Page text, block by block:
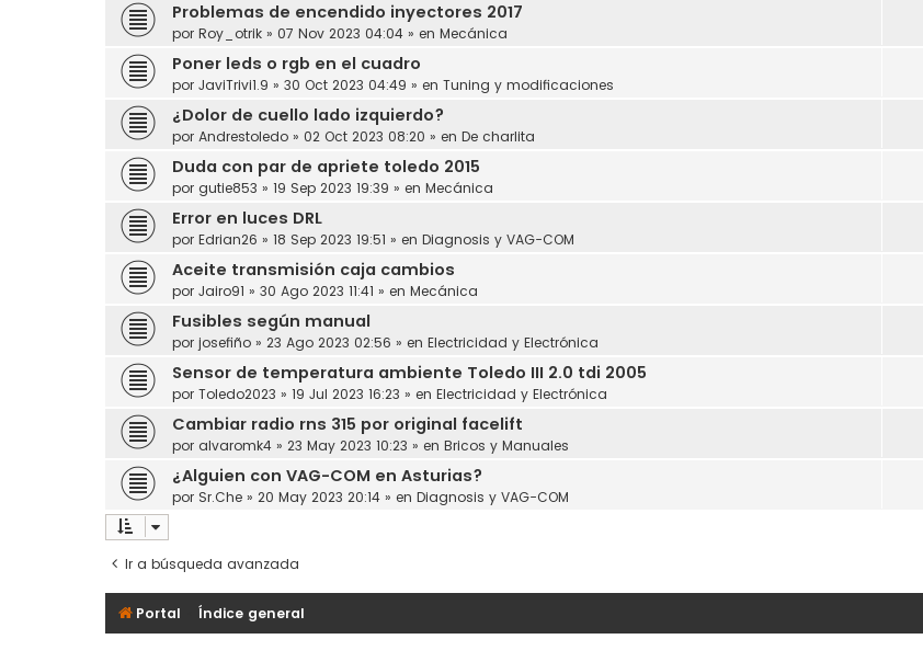
Problemas de encendido inyectores 2017
por Roy_otrik » 07 Nov 2023 04:04 » en Mecánica
Poner leds o rgb en el cuadro
por JaviTrivi1.9 » 30 Oct 2023 04:49 » en Tuning y modificaciones
¿Dolor de cuello lado izquierdo?
por Andrestoledo » 02 Oct 2023 08:20 » en De charlita
Duda con par de apriete toledo 2015
por gutie853 » 19 Sep 2023 19:39 » en Mecánica
Error en luces DRL
por Edrian26 » 18 Sep 2023 19:51 » en Diagnosis y VAG-COM
Aceite transmisión caja cambios
por Jairo91 » 30 Ago 2023 11:41 » en Mecánica
Fusibles según manual
por josefiño » 23 Ago 2023 02:56 » en Electricidad y Electrónica
Sensor de temperatura ambiente Toledo III 2.0 tdi 2005
por Toledo2023 » 19 Jul 2023 16:23 » en Electricidad y Electrónica
Cambiar radio rns 315 por original facelift
por alvaromk4 » 23 May 2023 10:23 » en Bricos y Manuales
¿Alguien con VAG-COM en Asturias?
por Sr.Che » 20 May 2023 20:14 » en Diagnosis y VAG-COM
Ir a búsqueda avanzada
Portal Índice general